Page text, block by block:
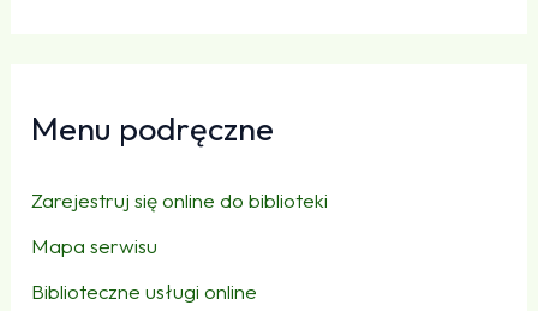
Menu podręczne
Zarejestruj się online do biblioteki
Mapa serwisu
Biblioteczne usługi online